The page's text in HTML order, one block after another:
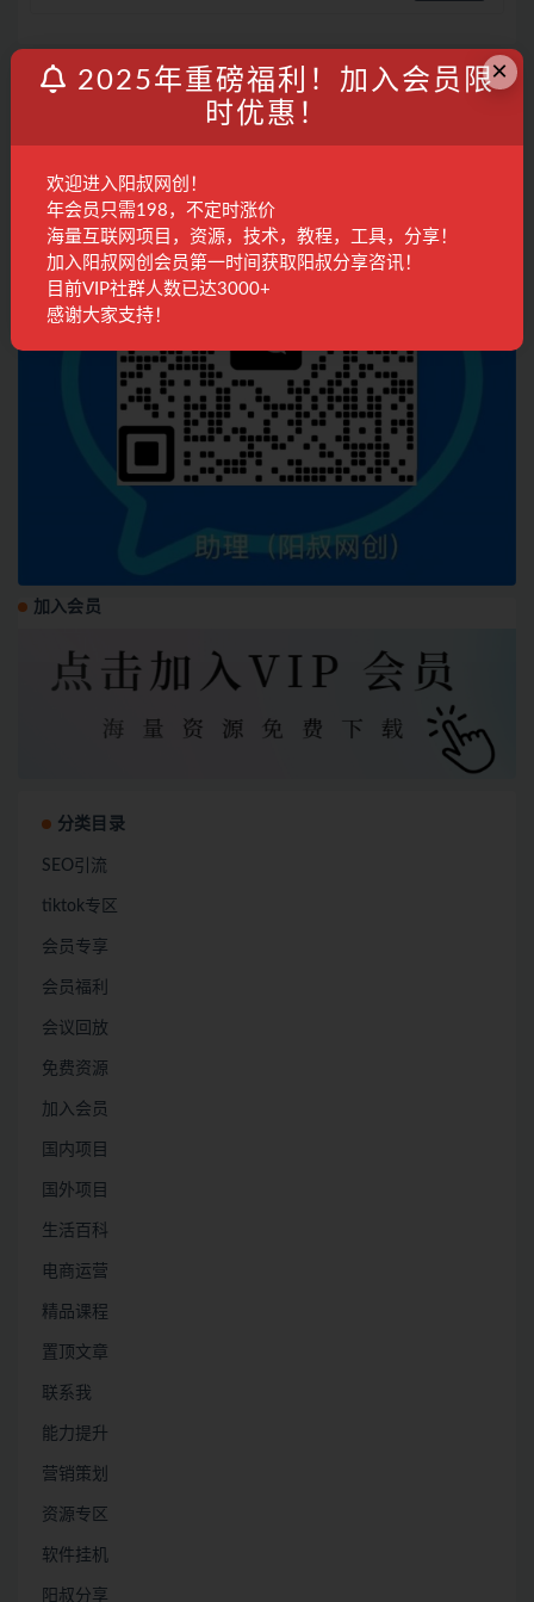
联系客服
加入会员
分类目录
SEO引流
tiktok专区
会员专享
会员福利
会议回放
免费资源
加入会员
国内项目
国外项目
生活百科
电商运营
精品课程
置顶文章
联系我
能力提升
营销策划
资源专区
软件挂机
阳叔分享
×
2025年重磅福利！加入会员限
时优惠！
欢迎进入阳叔网创！
年会员只需198，不定时涨价
海量互联网项目，资源，技术，教程，工具，分享！
加入阳叔网创会员第一时间获取阳叔分享咨讯！
目前VIP社群人数已达3000+
感谢大家支持！